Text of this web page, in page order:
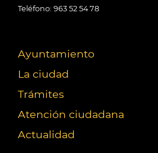
Teléfono: 963 52 54 78
Ayuntamiento
La ciudad
Trámites
Atención ciudadana
Actualidad